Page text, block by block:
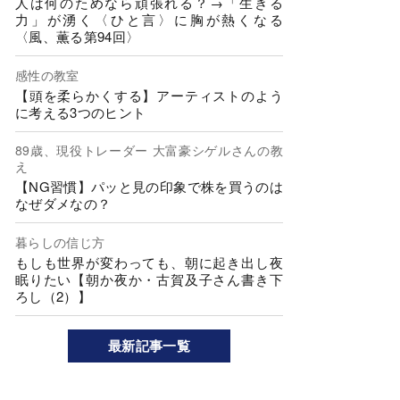
力」が湧く〈ひと言〉に胸が熱くなる
〈風、薫る第94回〉
感性の教室
【頭を柔らかくする】アーティストのよう
に考える3つのヒント
89歳、現役トレーダー 大富豪シゲルさんの教
え
【NG習慣】パッと見の印象で株を買うのは
なぜダメなの？
暮らしの信じ方
もしも世界が変わっても、朝に起き出し夜
眠りたい【朝か夜か・古賀及子さん書き下
ろし（2）】
最新記事一覧